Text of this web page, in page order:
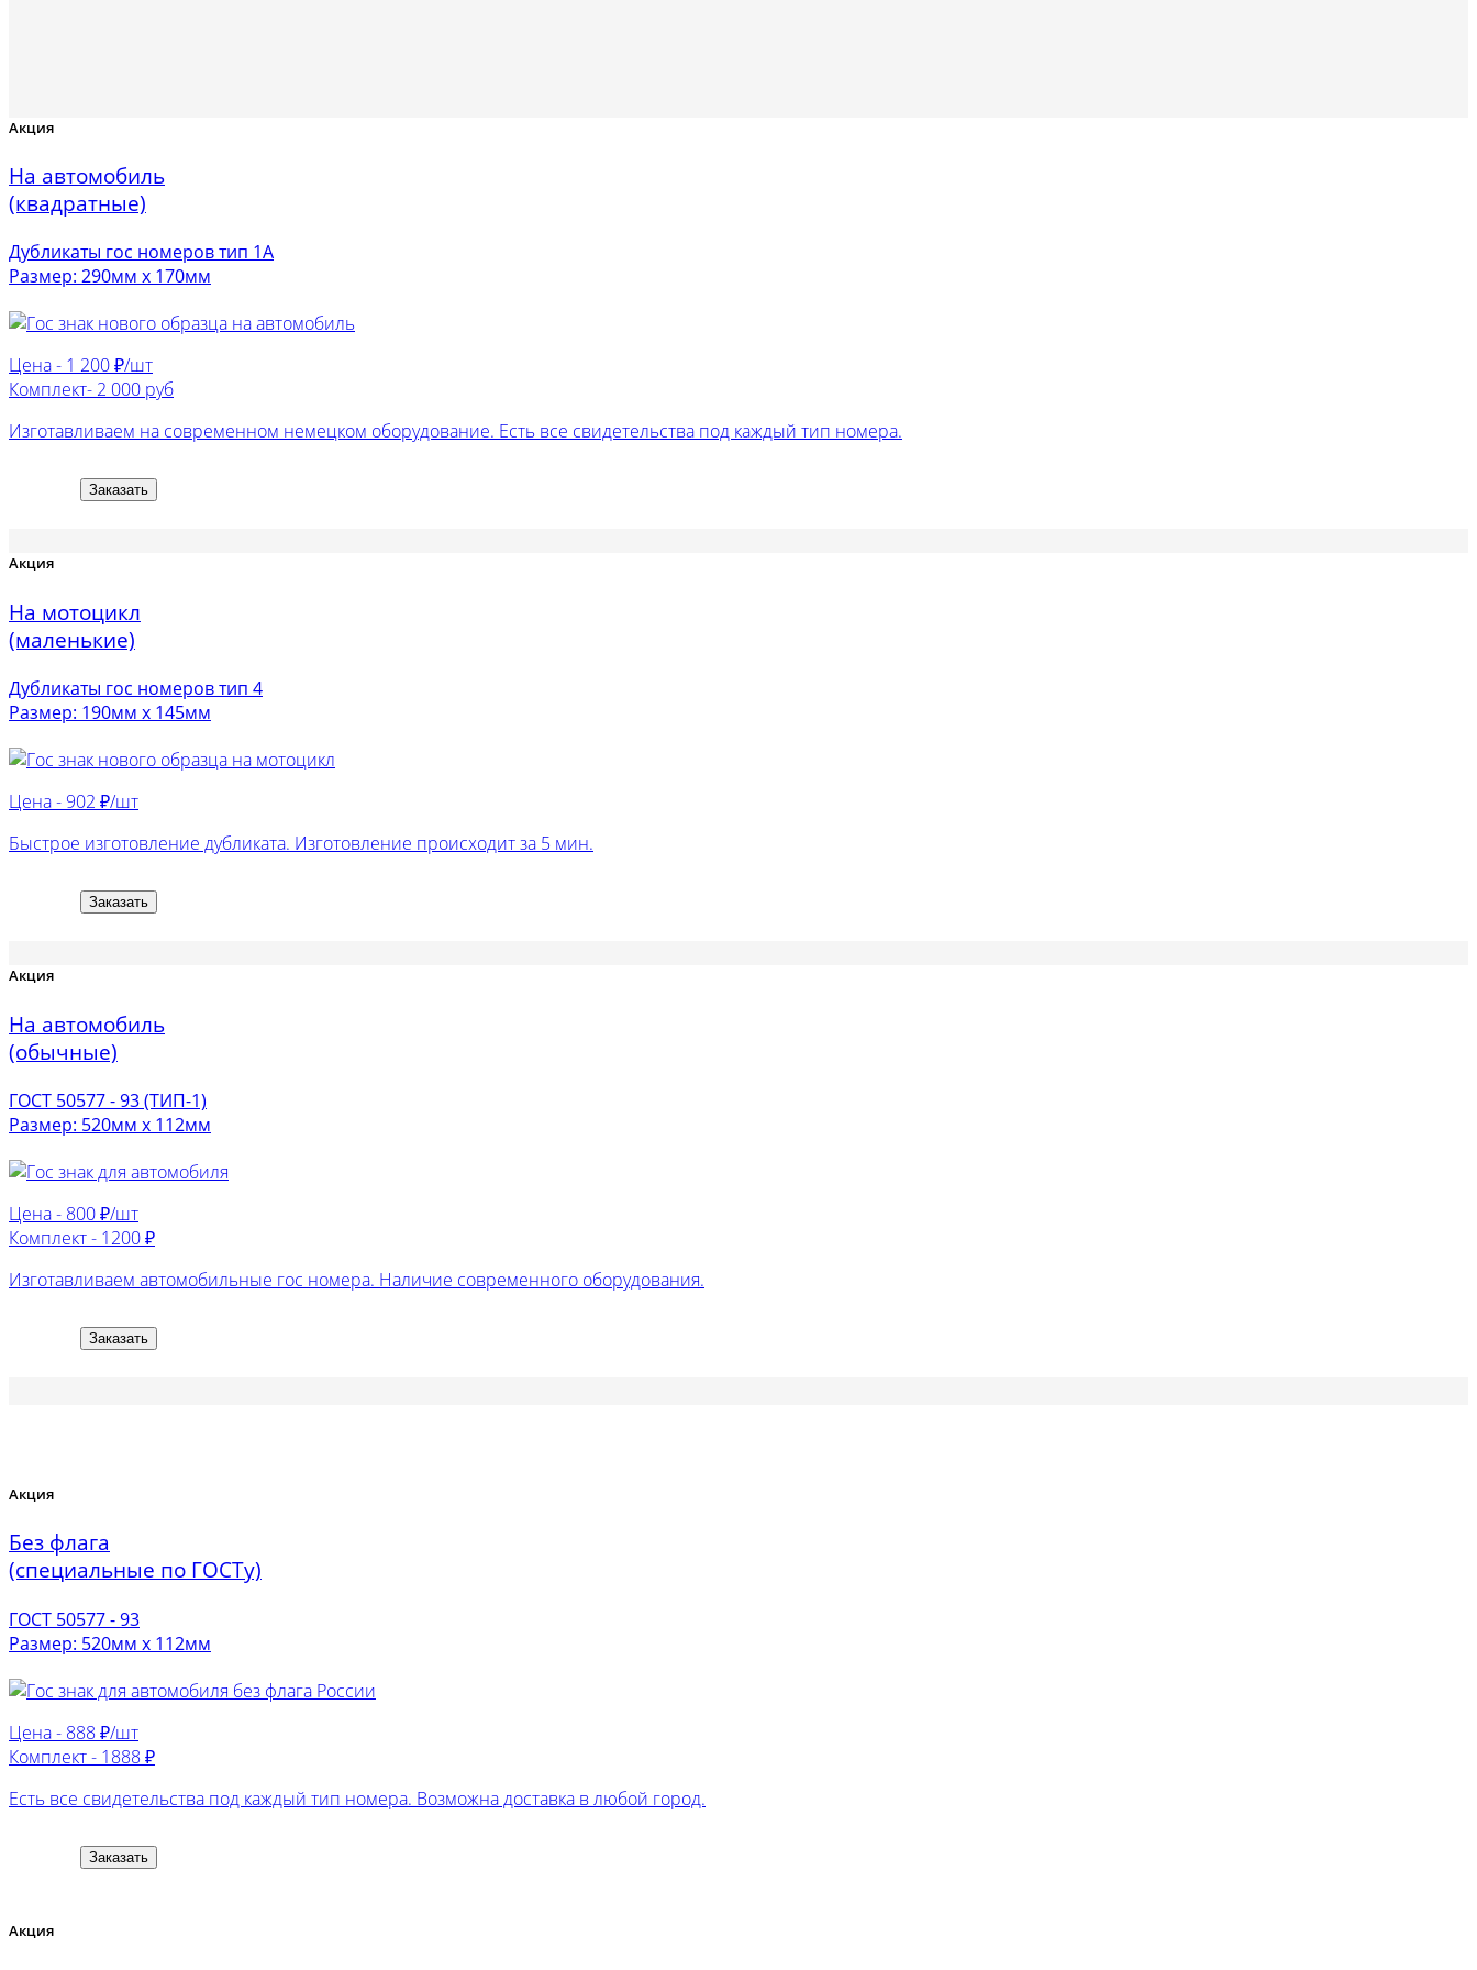
Акция
На автомобиль
(квадратные)
Дубликаты гос номеров тип 1А
Размер: 290мм х 170мм
Цена - 1 200 ₽/шт
Комплект- 2 000 руб
Изготавливаем на современном немецком оборудование. Есть все свидетельства под каждый тип номера.
Заказать
Акция
На мотоцикл
(маленькие)
Дубликаты гос номеров тип 4
Размер: 190мм х 145мм
Цена - 902 ₽/шт
Быстрое изготовление дубликата. Изготовление происходит за 5 мин.
Заказать
Акция
На автомобиль
(обычные)
ГОСТ 50577 - 93 (ТИП-1)
Размер: 520мм х 112мм
Цена - 800 ₽/шт
Комплект - 1200 ₽
Изготавливаем автомобильные гос номера. Наличие современного оборудования.
Заказать
Акция
Без флага
(специальные по ГОСТу)
ГОСТ 50577 - 93
Размер: 520мм х 112мм
Цена - 888 ₽/шт
Комплект - 1888 ₽
Есть все свидетельства под каждый тип номера. Возможна доставка в любой город.
Заказать
Акция